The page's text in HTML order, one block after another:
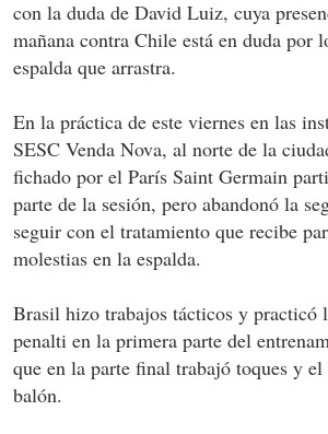
con la duda de David Luiz, cuya
mañana contra Chile está en duda por
espalda que arrastra.
En la práctica de este viernes en las
SESC Venda Nova, al norte de la
fichado por el París Saint Germain
parte de la sesión, pero abandonó la
seguir con el tratamiento que recibe
molestias en la espalda.
Brasil hizo trabajos tácticos y practicó
penalti en la primera parte del
que en la parte final trabajó toques y
balón.